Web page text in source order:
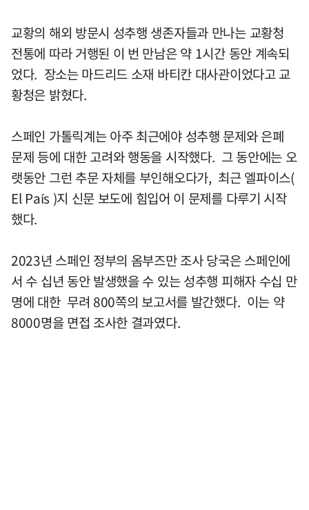
교황의 해외 방문시 성추행 생존자들과 만나는 교황청
전통에 따라 거행된 이 번 만남은 약 1시간 동안 계속되
었다. 장소는 마드리드 소재 바티칸 대사관이었다고 교
황청은 밝혔다.
스페인 가톨릭계는 아주 최근에야 성추행 문제와 은폐
문제 등에 대한 고려와 행동을 시작했다. 그 동안에는 오
랫동안 그런 추문 자체를 부인해오다가, 최근 엘파이스(
El País )지 신문 보도에 힘입어 이 문제를 다루기 시작
했다.
2023년 스페인 정부의 옴부즈만 조사 당국은 스페인에
서 수 십년 동안 발생했을 수 있는 성추행 피해자 수십 만
명에 대한 무려 800쪽의 보고서를 발간했다. 이는 약
8000명을 면접 조사한 결과였다.